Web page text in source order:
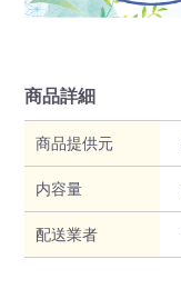
商品詳細
商品提供元
内容量
配送業者